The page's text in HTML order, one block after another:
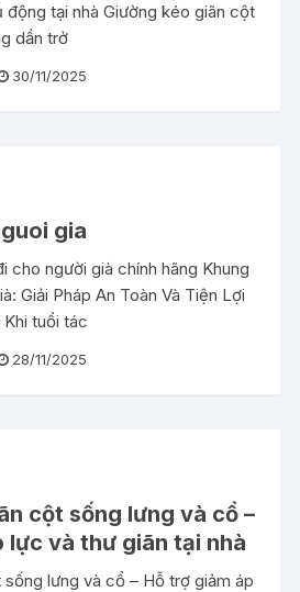
tại nhà Giường kéo giãn cột
dần trở
30/11/2025
gia
cho người già chính hãng Khung
Giải Pháp An Toàn Và Tiện Lợi
tuổi tác
28/11/2025
cột sống lưng và cổ –
lực và thư giãn tại nhà
lưng và cổ – Hỗ trợ giảm áp